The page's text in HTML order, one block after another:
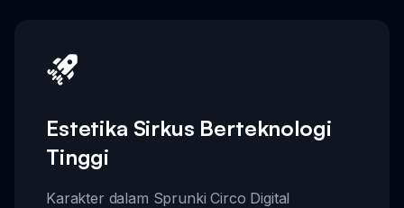
Estetika Sirkus Berteknologi
Tinggi
Karakter dalam Sprunki Circo Digital